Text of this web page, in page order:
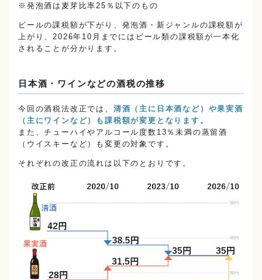
※発泡酒は麦芽比率25％以下のもの
ビールの課税額が下がり、発泡酒・新ジャンルの課税額が
上がり、2026年10月までにはビール類の課税額が一本化
されることが分かります。
日本酒・ワインなどの酒税の推移
今回の酒税法改正では、 清酒（主に日本酒など）や果実酒
（主にワインなど）も課税額が変更となります。
また、チューハイやアルコール度数13％未満の蒸留酒
（ウイスキーなど）も変更の対象です。
それぞれの改正の流れは以下のとおりです。